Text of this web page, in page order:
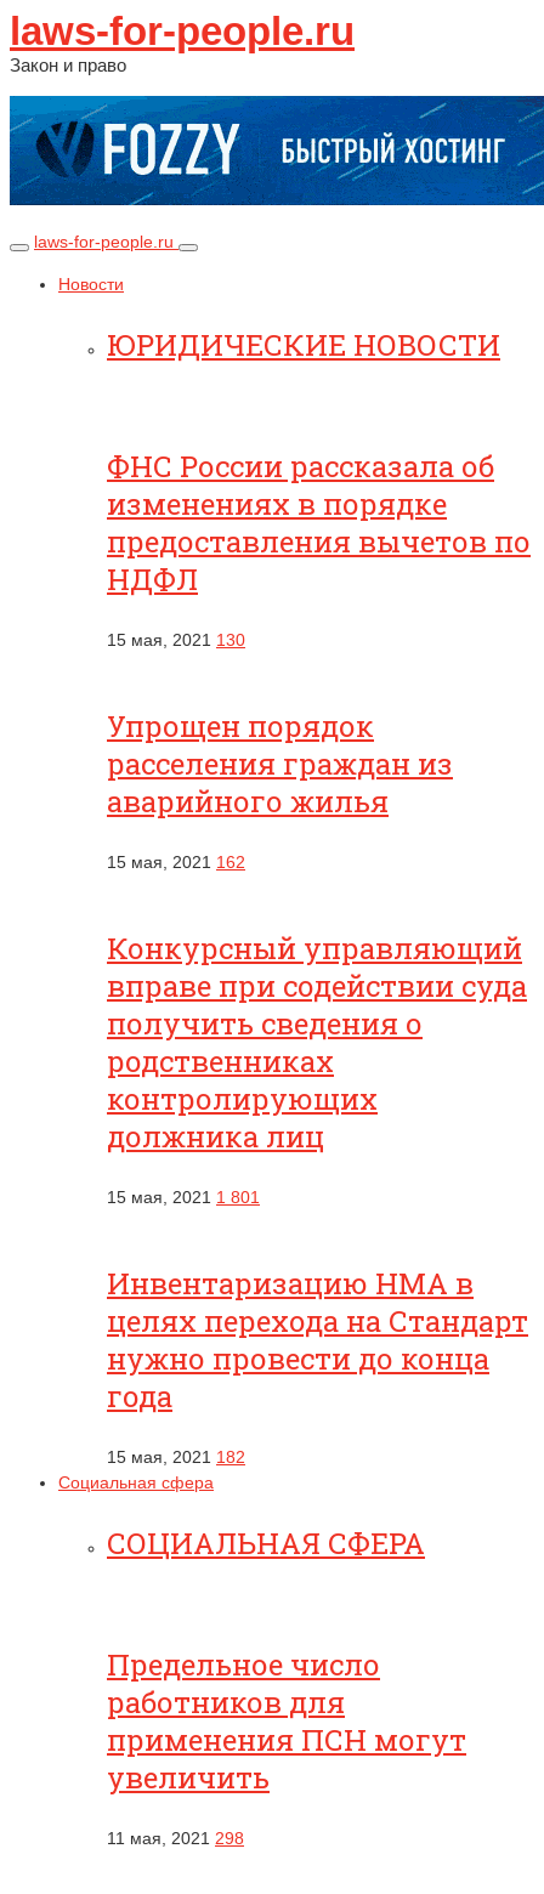
laws-for-people.ru
Закон и право
laws-for-people.ru
Новости
ЮРИДИЧЕСКИЕ НОВОСТИ
ФНС России рассказала об
изменениях в порядке
предоставления вычетов по
НДФЛ
15 мая, 2021 130
Упрощен порядок
расселения граждан из
аварийного жилья
15 мая, 2021 162
Конкурсный управляющий
вправе при содействии суда
получить сведения о
родственниках
контролирующих
должника лиц
15 мая, 2021 1 801
Инвентаризацию НМА в
целях перехода на Стандарт
нужно провести до конца
года
15 мая, 2021 182
Социальная сфера
СОЦИАЛЬНАЯ СФЕРА
Предельное число
работников для
применения ПСН могут
увеличить
11 мая, 2021 298